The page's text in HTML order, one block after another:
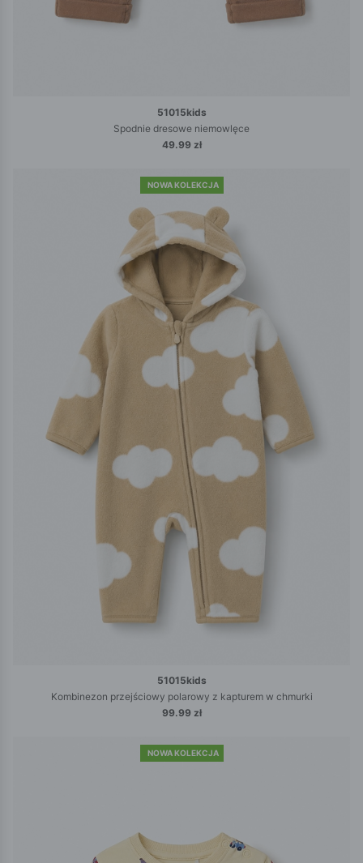
51015kids
Spodnie dresowe niemowlęce
49.99 zł
NOWA KOLEKCJA
51015kids
Kombinezon przejściowy polarowy z kapturem w chmurki
99.99 zł
NOWA KOLEKCJA